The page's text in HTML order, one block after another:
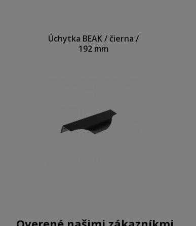
Úchytka BEAK / čierna /
192 mm